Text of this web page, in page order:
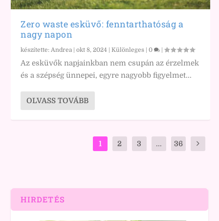
Zero waste esküvő: fenntarthatóság a
nagy napon
készítette:Andrea |okt 8, 2024 |Különleges |0 |
Az esküvők napjainkban nem csupán az érzelmek
és a szépség ünnepei, egyre nagyobb figyelmet...
OLVASS TOVÁBB
1 2 3 ... 36
HIRDETÉS